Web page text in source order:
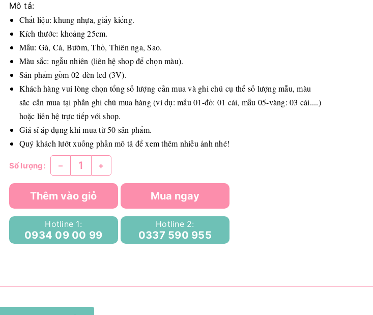
Mô tả:
Chất liệu: khung nhựa, giấy kiếng.
Kích thước: khoảng 25cm.
Mẫu: Gà, Cá, Bướm, Thỏ, Thiên nga, Sao.
Màu sắc: ngẫu nhiên (liên hệ shop để chọn màu).
Sản phẩm gồm 02 đèn led (3V).
Khách hàng vui lòng chọn tổng số lượng cần mua và ghi chú cụ thể số lượng mẫu, màu
sắc cần mua tại phần ghi chú mua hàng (ví dụ: mẫu 01-đỏ: 01 cái, mẫu 05-vàng: 03 cái....)
hoặc liên hệ trực tiếp với shop.
Giá sỉ áp dụng khi mua từ 50 sản phẩm.
Quý khách lướt xuống phần mô tả để xem thêm nhiều ảnh nhé!
Số lượng: – +
Thêm vào giỏ Mua ngay
Hotline 1:
0934 09 00 99
Hotline 2:
0337 590 955